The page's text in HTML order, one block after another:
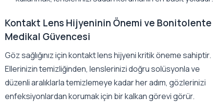
Kontakt Lens Hijyeninin Önemi ve Bonitolente
Medikal Güvencesi
Göz sağlığınız için kontakt lens hijyeni kritik öneme sahiptir.
Ellerinizin temizliğinden, lenslerinizi doğru solüsyonla ve
düzenli aralıklarla temizlemeye kadar her adım, gözlerinizi
enfeksiyonlardan korumak için bir kalkan görevi görür.